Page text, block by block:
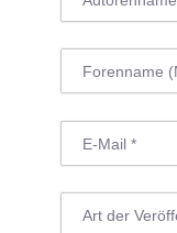
N
N